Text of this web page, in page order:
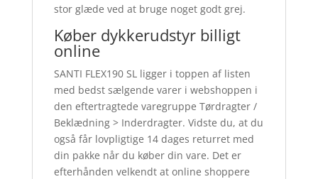
stor glæde ved at bruge noget godt grej.
Køber dykkerudstyr billigt
online
SANTI FLEX190 SL ligger i toppen af listen
med bedst sælgende varer i webshoppen i
den eftertragtede varegruppe Tørdragter /
Beklædning > Inderdragter. Vidste du, at du
også får lovpligtige 14 dages returret med
din pakke når du køber din vare. Det er
efterhånden velkendt at online shoppere